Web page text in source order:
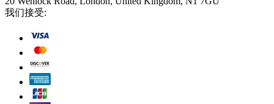
我们接受: